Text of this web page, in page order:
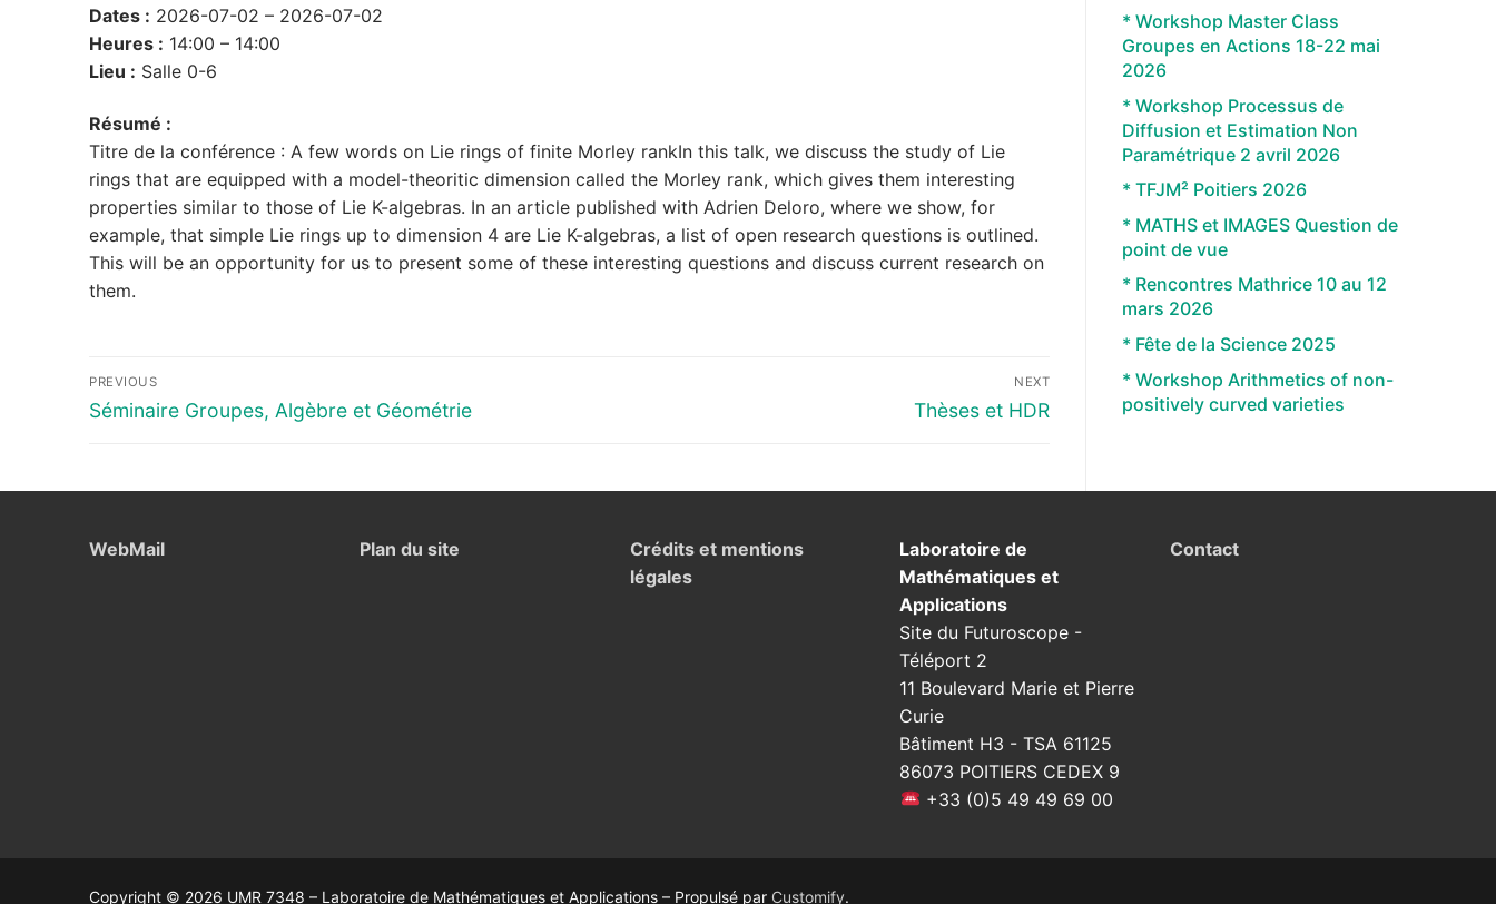
Dates : 2026-07-02 – 2026-07-02
Heures : 14:00 – 14:00
Lieu : Salle 0-6
Résumé :
Titre de la conférence : A few words on Lie rings of finite Morley rankIn this talk, we discuss the study of Lie
rings that are equipped with a model-theoritic dimension called the Morley rank, which gives them interesting
properties similar to those of Lie K-algebras. In an article published with Adrien Deloro, where we show, for
example, that simple Lie rings up to dimension 4 are Lie K-algebras, a list of open research questions is outlined.
This will be an opportunity for us to present some of these interesting questions and discuss current research on
them.
Navigation
de
PREVIOUS
Previous
Séminaire Groupes, Algèbre et Géométrie
NEXT
Next
Thèses et HDR
* Workshop Master Class
Groupes en Actions 18-22 mai
2026
* Workshop Processus de
Diffusion et Estimation Non
Paramétrique 2 avril 2026
* TFJM² Poitiers 2026
* MATHS et IMAGES Question de
point de vue
* Rencontres Mathrice 10 au 12
mars 2026
* Fête de la Science 2025
* Workshop Arithmetics of non-
positively curved varieties
WebMail Plan du site
Crédits et mentions
légales
Laboratoire de
Mathématiques et
Applications
Site du Futuroscope -
Téléport 2
11 Boulevard Marie et Pierre
Curie
Bâtiment H3 - TSA 61125
86073 POITIERS CEDEX 9
+33 (0)5 49 49 69 00
Contact
Copyright © 2026 UMR 7348 – Laboratoire de Mathématiques et Applications – Propulsé par Customify.